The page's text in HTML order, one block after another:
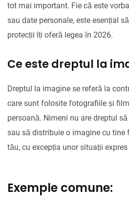
tot mai important. Fie că este
sau date personale, este esențial
protecții îți oferă legea în 2026.
Ce este dreptul la
Dreptul la imagine se referă la
care sunt folosite fotografiile și
persoană. Nimeni nu are dreptul
sau să distribuie o imagine cu
tău, cu excepția unor situații
Exemple comune: